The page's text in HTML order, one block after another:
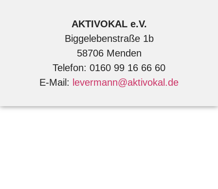
AKTIVOKAL e.V.
Biggelebenstraße 1b
58706 Menden
Telefon: 0160 99 16 66 60
E-Mail: levermann@aktivokal.de